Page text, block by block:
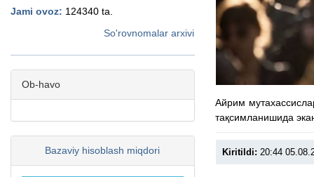
Jami ovoz: 124340 ta.
So'rovnomalar arxivi
Ob-havo
Bazaviy hisoblash miqdori
Айрим
тақсимланишида
Kiritildi: 20:44